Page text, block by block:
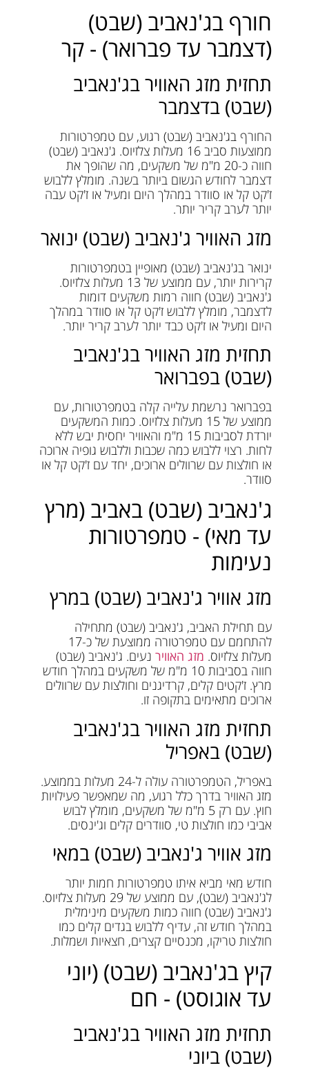
חורף בג'נאביב (שבט)
(דצמבר עד פברואר) - קר
תחזית מזג האוויר בג'נאביב
(שבט) בדצמבר
החורף בג'נאביב (שבט) רגוע, עם טמפרטורות
ממוצעות סביב 16 מעלות צלזיוס. ג'נאביב (שבט)
חווה כ-20 מ"מ של משקעים, מה שהופך את
דצמבר לחודש הגשום ביותר בשנה. מומלץ ללבוש
ז'קט קל או סוודר במהלך היום ומעיל או ז'קט עבה
יותר לערב קריר יותר.
מזג האוויר ג'נאביב (שבט) ינואר
ינואר בג'נאביב (שבט) מאופיין בטמפרטורות
קרירות יותר, עם ממוצע של 13 מעלות צלזיוס.
ג'נאביב (שבט) חווה רמות משקעים דומות
לדצמבר, מומלץ ללבוש ז'קט קל או סוודר במהלך
היום ומעיל או ז'קט כבד יותר לערב קריר יותר.
תחזית מזג האוויר בג'נאביב
(שבט) בפברואר
בפברואר נרשמת עלייה קלה בטמפרטורות, עם
ממוצע של 15 מעלות צלזיוס. כמות המשקעים
יורדת לסביבות 15 מ"מ והאוויר יחסית יבש ללא
לחות. רצוי ללבוש כמה שכבות וללבוש גופיה ארוכה
או חולצות עם שרוולים ארוכים, יחד עם ז'קט קל או
סוודר.
ג'נאביב (שבט) באביב (מרץ
עד מאי) - טמפרטורות
נעימות
מזג אוויר ג'נאביב (שבט) במרץ
עם תחילת האביב, ג'נאביב (שבט) מתחילה
להתחמם עם טמפרטורה ממוצעת של כ-17
מעלות צלזיוס. מזג האוויר נעים. ג'נאביב (שבט)
חווה בסביבות 10 מ"מ של משקעים במהלך חודש
מרץ. ז'קטים קלים, קרדיגנים וחולצות עם שרוולים
ארוכים מתאימים בתקופה זו.
תחזית מזג האוויר בג'נאביב
(שבט) באפריל
באפריל, הטמפרטורה עולה ל-24 מעלות בממוצע.
מזג האוויר בדרך כלל רגוע, מה שמאפשר פעילויות
חוץ. עם רק 5 מ"מ של משקעים, מומלץ לבוש
אביבי כמו חולצות טי, סוודרים קלים וג'ינסים.
מזג אוויר ג'נאביב (שבט) במאי
חודש מאי מביא איתו טמפרטורות חמות יותר
לג'נאביב (שבט), עם ממוצע של 29 מעלות צלזיוס.
ג'נאביב (שבט) חווה כמות משקעים מינימלית
במהלך חודש זה, עדיף ללבוש בגדים קלים כמו
חולצות טריקו, מכנסיים קצרים, חצאיות ושמלות.
קיץ בג'נאביב (שבט) (יוני
עד אוגוסט) - חם
תחזית מזג האוויר בג'נאביב
(שבט) ביוני